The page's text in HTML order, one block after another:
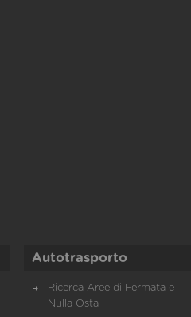
Autotrasporto
Ricerca Aree di Fermata e
Nulla Osta